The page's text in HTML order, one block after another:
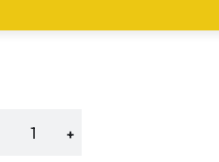
+